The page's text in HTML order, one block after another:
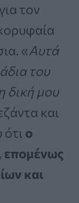
τον
«Αυτά
του
δική μου
και
ο
επομένως
και